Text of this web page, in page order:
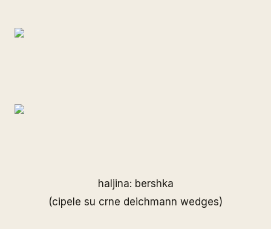
haljina: bershka
(cipele su crne deichmann wedges)